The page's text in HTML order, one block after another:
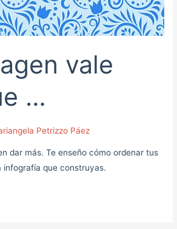
vale
…
Petrizzo Páez
dar más. Te enseño cómo ordenar tus
infografía que construyas.